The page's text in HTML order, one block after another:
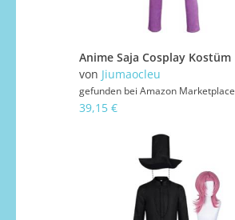
von Jiumaocleu
gefunden bei Amazon Marketplace
39,15 €